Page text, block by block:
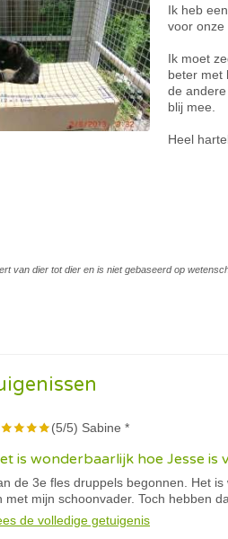
Ik heb
voor onze
Ik moet
beter met
de
blij mee.
Heel
van dier tot dier en is niet gebaseerd op
(5/5) Sabine *
is wonderbaarlijk hoe Jesse is
de 3e fles druppels begonnen. Het
met mijn schoonvader. Toch hebben
de volledige getuigenis